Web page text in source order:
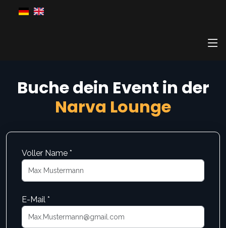
Buche dein Event in der
Narva Lounge
Voller Name *
E-Mail *